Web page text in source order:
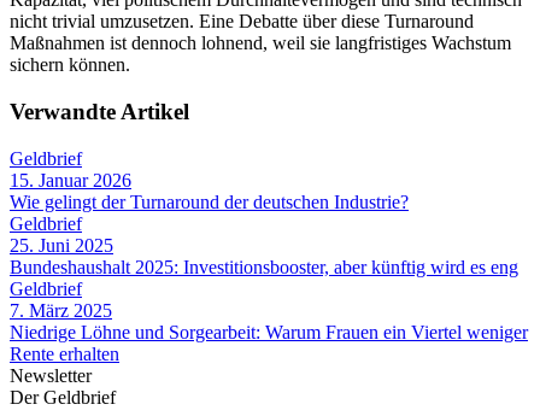
nicht trivial umzusetzen. Eine Debatte über diese Turnaround
Maßnahmen ist dennoch lohnend, weil sie langfristiges Wachstum
sichern können.
Verwandte Artikel
Geldbrief
15. Januar 2026
Wie gelingt der Turnaround der deutschen Industrie?
Geldbrief
25. Juni 2025
Bundeshaushalt 2025: Investitionsbooster, aber künftig wird es eng
Geldbrief
7. März 2025
Niedrige Löhne und Sorgearbeit: Warum Frauen ein Viertel weniger
Rente erhalten
Newsletter
Der Geldbrief